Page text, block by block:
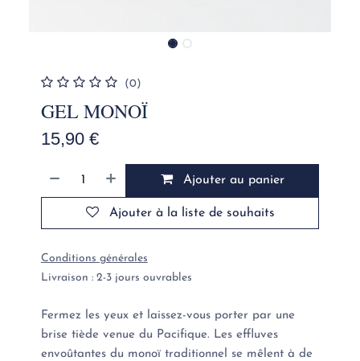
(0)
GEL MONOÏ
15,90€
Ajouter au panier
Ajouter à la liste de souhaits
Conditions générales
Livraison : 2-3 jours ouvrables
Fermez les yeux et laissez-vous porter par une
brise tiède venue du Pacifique. Les effluves
envoûtantes du monoï traditionnel se mêlent à de